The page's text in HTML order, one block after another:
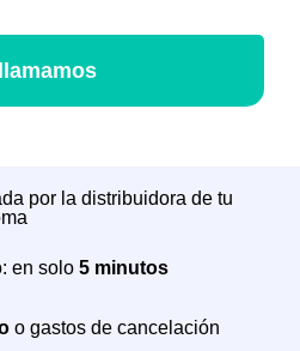
por la distribuidora de tu
en solo 5 minutos
o gastos de cancelación